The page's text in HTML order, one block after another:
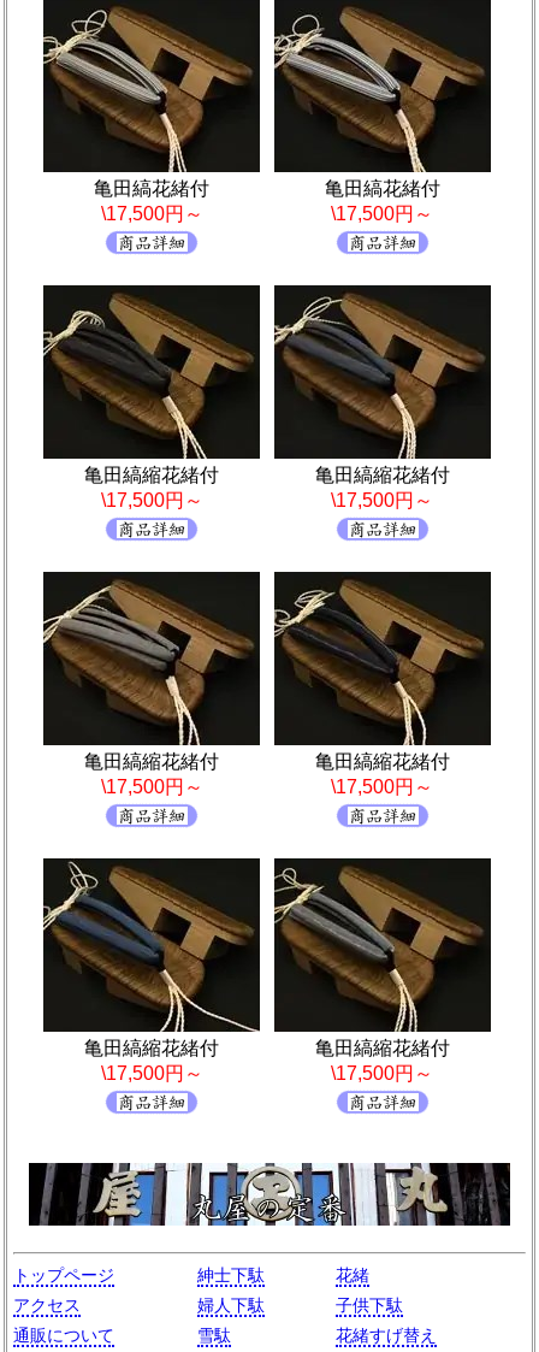
亀田縞花緒付
\17,500円～
亀田縞花緒付
\17,500円～
亀田縞縮花緒付
\17,500円～
亀田縞縮花緒付
\17,500円～
亀田縞縮花緒付
\17,500円～
亀田縞縮花緒付
\17,500円～
亀田縞縮花緒付
\17,500円～
亀田縞縮花緒付
\17,500円～
トップページ
アクセス
通販について
紳士下駄
婦人下駄
雪駄
花緒
子供下駄
花緒すげ替え